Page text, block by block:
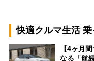
快適クルマ生活
【4ヶ月
なる「航